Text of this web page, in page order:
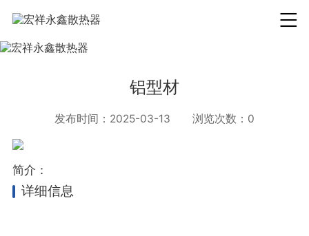

铝型材
发布时间：2025-03-13 浏览次数：0
简介：
详细信息